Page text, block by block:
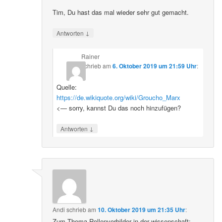
Tim, Du hast das mal wieder sehr gut gemacht.
Antworten ↓
Rainer
schriebam 6. Oktober 2019 um 21:59 Uhr:
Quelle:
https://de.wikiquote.org/wiki/Groucho_Marx
<— sorry, kannst Du das noch hinzufügen?
Antworten ↓
Andi schriebam10. Oktober 2019 um 21:35 Uhr: